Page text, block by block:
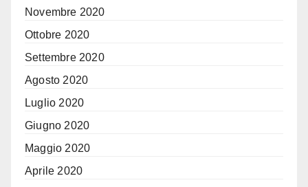
Novembre 2020
Ottobre 2020
Settembre 2020
Agosto 2020
Luglio 2020
Giugno 2020
Maggio 2020
Aprile 2020